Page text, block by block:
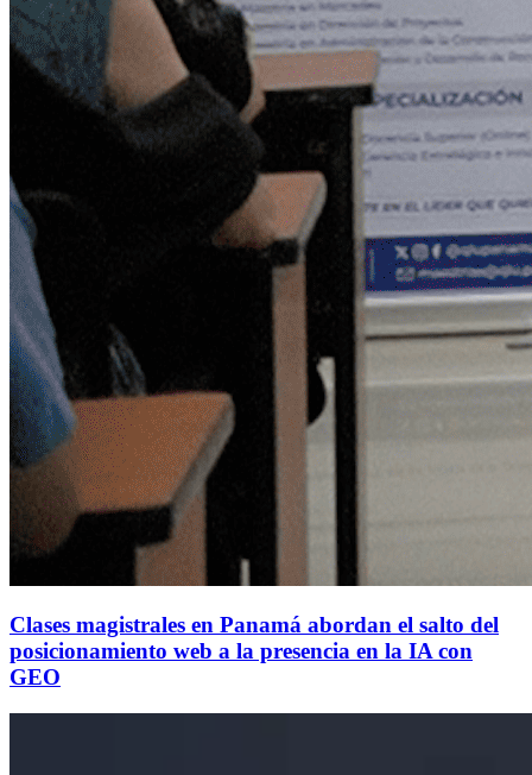
Clases magistrales en Panamá abordan el salto del
posicionamiento web a la presencia en la IA con
GEO